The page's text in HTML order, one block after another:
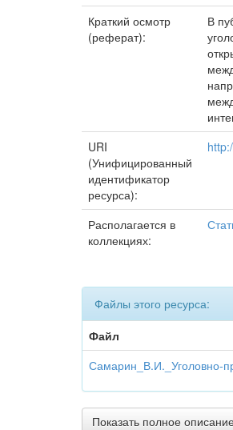
Краткий осмотр
(реферат):
В
URI
(Унифицированный
идентификатор
ресурса):
Располагается в
коллекциях:
Файлы этого ресурса:
Файл
Самарин_В.И._Уголовно-
Показать полное